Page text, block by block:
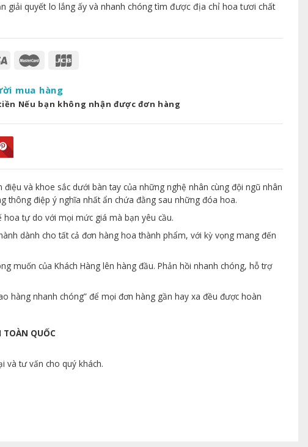
giải quyết lo lắng ấy và nhanh chóng tìm được địa chỉ hoa tươi chất
mua hàng
Nếu bạn không nhận được đơn hàng
và khoe sắc dưới bàn tay của những nghệ nhân cùng đội ngũ nhân
thông điệp ý nghĩa nhất ẩn chứa đằng sau những đóa hoa.
tự do với mọi mức giá mà bạn yêu cầu.
dành cho tất cả đơn hàng hoa thành phẩm, với kỳ vọng mang đến
muốn của Khách Hàng lên hàng đầu. Phản hồi nhanh chóng, hỗ trợ
hàng nhanh chóng” để mọi đơn hàng gần hay xa đều được hoàn
TOÀN QUỐC
và tư vấn cho quý khách.